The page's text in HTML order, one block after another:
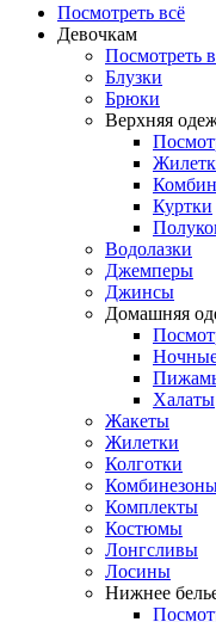
Посмотреть всё
Девочкам
Посмотреть
Блузки
Брюки
Верхняя
Куртки
Водолазки
Джемперы
Джинсы
Домашняя
Халаты
Жакеты
Жилетки
Колготки
Комплекты
Костюмы
Лонгсливы
Лосины
Нижнее